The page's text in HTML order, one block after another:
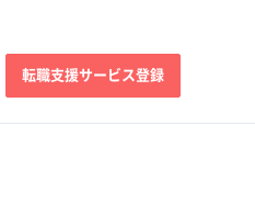
転職支援サービス登録